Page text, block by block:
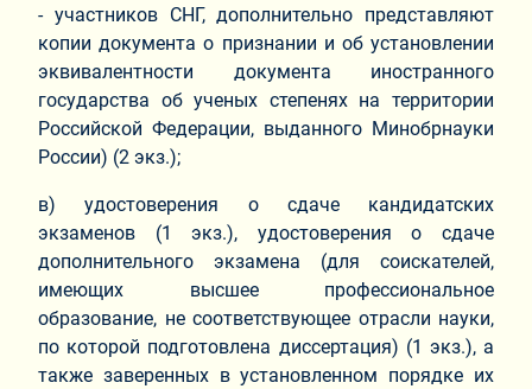
- участников СНГ, дополнительно представляют
копии документа о признании и об установлении
эквивалентности документа иностранного
государства об ученых степенях на территории
Российской Федерации, выданного Минобрнауки
России) (2 экз.);
в) удостоверения о сдаче кандидатских
экзаменов (1 экз.), удостоверения о сдаче
дополнительного экзамена (для соискателей,
имеющих высшее профессиональное
образование, не соответствующее отрасли науки,
по которой подготовлена диссертация) (1 экз.), а
также заверенных в установленном порядке их